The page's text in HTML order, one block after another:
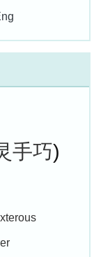
手巧)